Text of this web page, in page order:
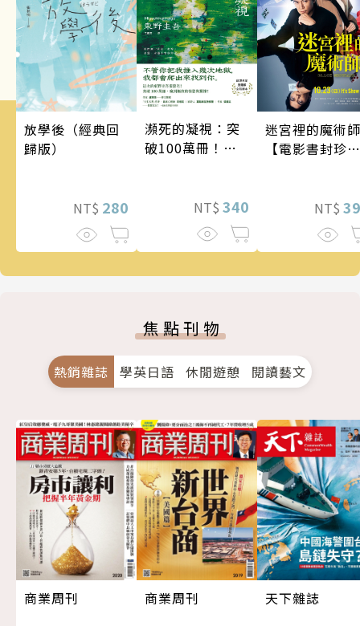
放學後（經典回
歸版）
NT$ 280
瀕死的凝視：突
破100萬冊！這
的情慾與驚悚！
NT$ 340
迷宮裡的魔術師
【電影書封珍藏
NT$
焦點刊物
熱銷雜誌 學英日語 休閒遊憩 閱讀藝文
商業周刊
商業周刊
天下雜誌